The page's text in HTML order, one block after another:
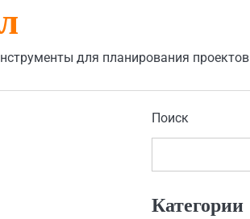
для планирования проектов
Поиск
Категории